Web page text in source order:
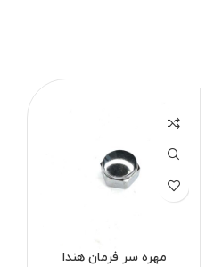
مهره سر فرمان هندا